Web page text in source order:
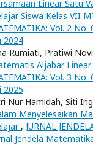
Linear Satu
Siswa Kelas VII
Vol. 2
2024
Rumiati, Pratiwi
Aljabar
Vol. 3
2025
Nur Hamidah, Siti
Menyelesaikan
, JURNAL
Jendela